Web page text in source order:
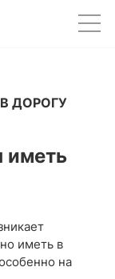
ДОРОГУ
иметь
иметь в
на